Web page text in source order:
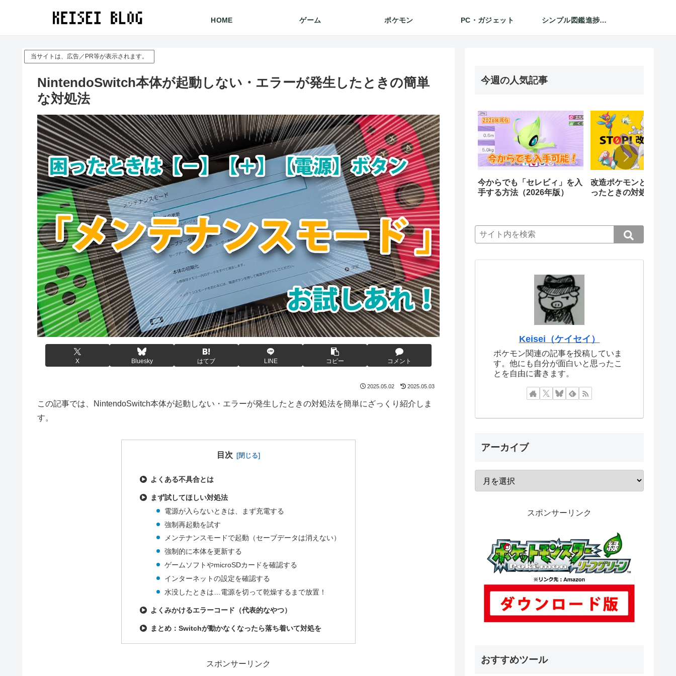
HOME ゲーム ポケモン PC・ガジェット シンプル図鑑進捗チェッカー
当サイトは、広告／PR等が表示されます。
NintendoSwitch本体が起動しない・エラーが発生したときの簡単
な対処法
X Bluesky はてブ LINE コピー コメント
2025.05.02 2025.05.03
この記事では、NintendoSwitch本体が起動しない・エラーが発生したときの対処法を簡単にざっくり紹介しま
す。
目次
よくある不具合とは
まず試してほしい対処法
電源が入らないときは、まず充電する
強制再起動を試す
メンテナンスモードで起動（セーブデータは消えない）
強制的に本体を更新する
ゲームソフトやmicroSDカードを確認する
インターネットの設定を確認する
水没したときは…電源を切って乾燥するまで放置！
よくみかけるエラーコード（代表的なやつ）
まとめ：Switchが動かなくなったら落ち着いて対処を
スポンサーリンク
今週の人気記事
今からでも「セレビィ」を入
手する方法（2026年版）
改造ポケモンとは？ 受
ったときの対処法と見
Keisei（ケイセイ）
ポケモン関連の記事を投稿していま
す。他にも自分が面白いと思ったこ
とを自由に書きます。
アーカイブ
スポンサーリンク
おすすめツール